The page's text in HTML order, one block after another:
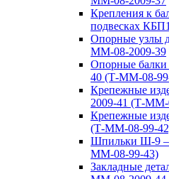
Крепления к
подвесках КБП1
Опорные узлы
ММ-08-2009-39
Опорные
40 (Т-ММ-08-
Крепежные
2009-41 (Т-ММ-
Крепежные
(Т-ММ-08-99-
Шпильки Ш-9
ММ-08-99-43)
Закладные